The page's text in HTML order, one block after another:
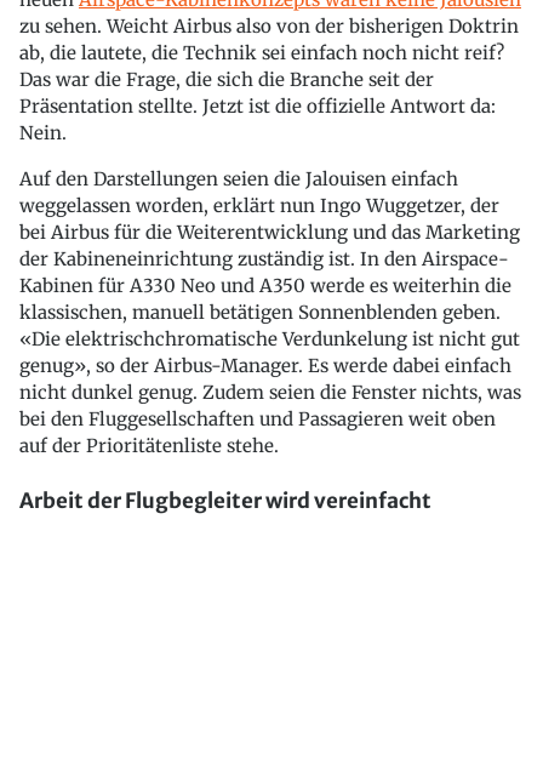
zu sehen. Weicht Airbus also von der bisherigen Doktrin
ab, die lautete, die Technik sei einfach noch nicht reif?
Das war die Frage, die sich die Branche seit der
Präsentation stellte. Jetzt ist die offizielle Antwort da:
Nein.
Auf den Darstellungen seien die Jalouisen einfach
weggelassen worden, erklärt nun Ingo Wuggetzer, der
bei Airbus für die Weiterentwicklung und das Marketing
der Kabineneinrichtung zuständig ist. In den Airspace-
Kabinen für A330 Neo und A350 werde es weiterhin die
klassischen, manuell betätigen Sonnenblenden geben.
«Die elektrischchromatische Verdunkelung ist nicht gut
genug», so der Airbus-Manager. Es werde dabei einfach
nicht dunkel genug. Zudem seien die Fenster nichts, was
bei den Fluggesellschaften und Passagieren weit oben
auf der Prioritätenliste stehe.
Arbeit der Flugbegleiter wird vereinfacht